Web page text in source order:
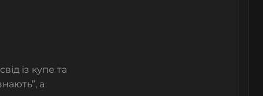
із купе та
а